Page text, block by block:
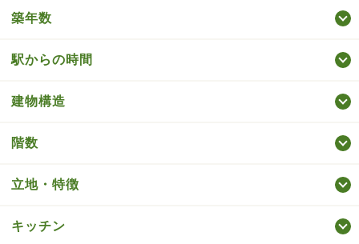
築年数
駅からの時間
建物構造
階数
立地・特徴
キッチン